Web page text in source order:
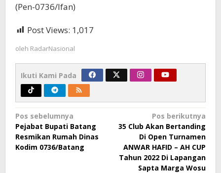
(Pen-0736/Ifan)
Post Views: 1,017
oleh RadarNasional
Ikuti Kami Pada
Navigasi
pos
Pos sebelumnya
Pejabat Bupati Batang
Resmikan Rumah Dinas
Kodim 0736/Batang
Pos berikutnya
35 Club Akan Bertanding
Di Open Turnamen
ANWAR HAFID – AH CUP
Tahun 2022 Di Lapangan
Sapta Marga Wosu